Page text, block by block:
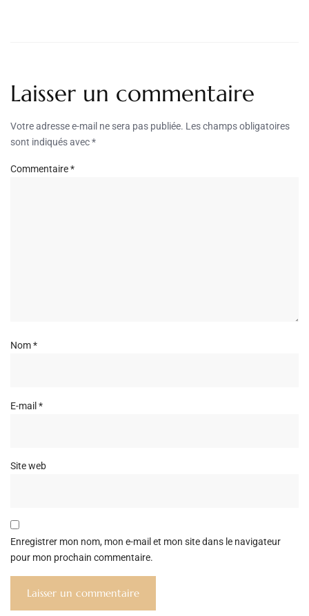
Laisser un commentaire
Votre adresse e-mail ne sera pas publiée. Les champs obligatoires
sont indiqués avec*
Commentaire*
Nom*
E-mail*
Site web
Enregistrer mon nom, mon e-mail et mon site dans le navigateur
pour mon prochain commentaire.